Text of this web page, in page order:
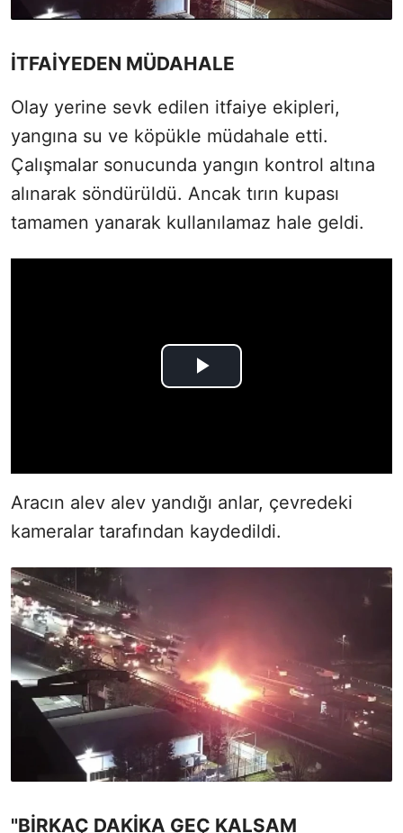
İTFAİYEDEN MÜDAHALE
Olay yerine sevk edilen itfaiye ekipleri,
yangına su ve köpükle müdahale etti.
Çalışmalar sonucunda yangın kontrol altına
alınarak söndürüldü. Ancak tırın kupası
tamamen yanarak kullanılamaz hale geldi.
Aracın alev alev yandığı anlar, çevredeki
kameralar tarafından kaydedildi.
"BİRKAÇ DAKİKA GEÇ KALSAM